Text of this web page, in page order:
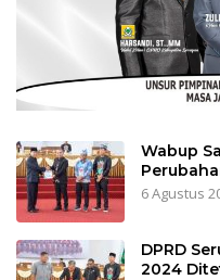
Wabup
6 Agustus
DPRD
2024